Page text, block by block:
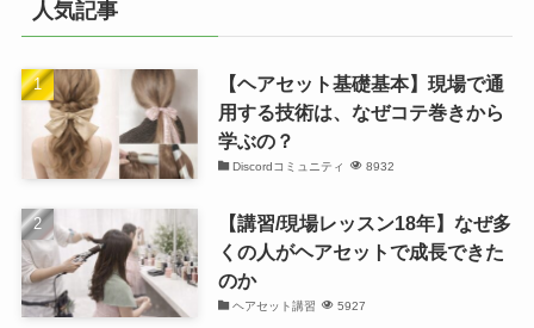
人気記事
【ヘアセット基礎基本】現場で通
用する技術は、なぜコテ巻きから
学ぶの？
Discordコミュニティ 8932
【講習/現場レッスン18年】なぜ多
くの人がヘアセットで成長できた
のか
ヘアセット講習 5927